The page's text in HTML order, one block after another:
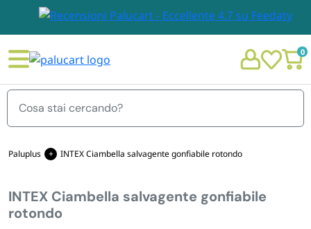
0
Menu
STOVIGLIE E TOVAGLIOLI
Chi siamo
Paluplus INTEX Ciambella salvagente gonfiabile rotondo
INTEX Ciambella salvagente gonfiabile
rotondo